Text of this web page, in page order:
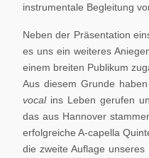
instrumentale Begleitung
Neben der Präsentation
es uns ein weiteres
einem breiten Publikum
Aus diesem Grunde
vocal ins Leben gerufen
das aus Hannover
erfolgreiche A-capella
die zweite Auflage